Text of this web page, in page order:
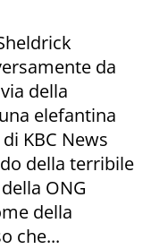
da
della
elefantina
KBC News
della terribile
ONG
della
che...